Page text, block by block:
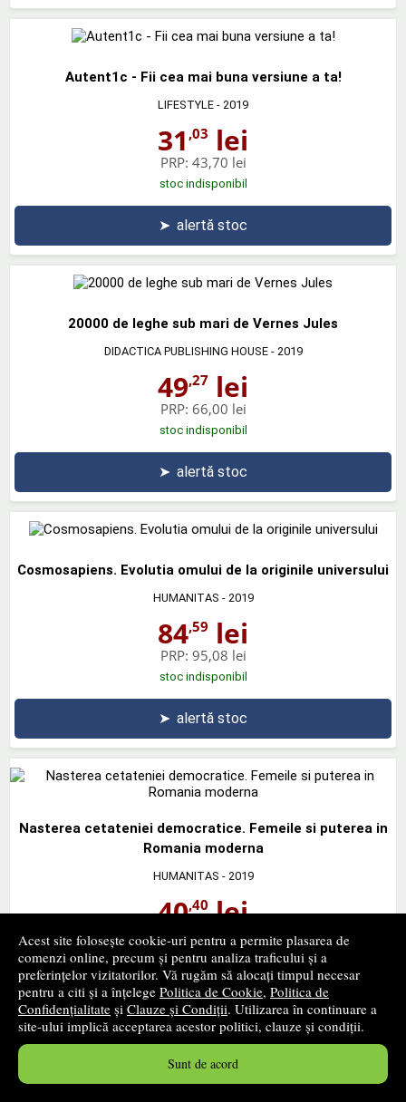
Acest site folosește cookie-uri pentru a permite plasarea de
comenzi online, precum și pentru analiza traficului și a
preferințelor vizitatorilor. Vă rugăm să alocați timpul necesar
pentru a citi și a înțelege Politica de Cookie, Politica de
Confidențialitate și Clauze și Condiții. Utilizarea în continuare a
site-ului implică acceptarea acestor politici, clauze și condiții.
Sunt de acord
Autent1c - Fii cea mai buna versiune a ta!
LIFESTYLE - 2019
31 ,03 lei
PRP: 43,70 lei
stoc indisponibil
➤ alertă stoc
20000 de leghe sub mari de Vernes Jules
DIDACTICA PUBLISHING HOUSE- 2019
49,27 lei
PRP: 66,00 lei
stoc indisponibil
➤ alertă stoc
Cosmosapiens. Evolutia omului de la originile universului
HUMANITAS - 2019
84,59 lei
PRP: 95,08 lei
stoc indisponibil
➤ alertă stoc
Nasterea cetateniei democratice. Femeile si puterea in
Romania moderna
HUMANITAS - 2019
40,40lei
PRP: 48,10 lei
stoc indisponibil
➤ alertă stoc